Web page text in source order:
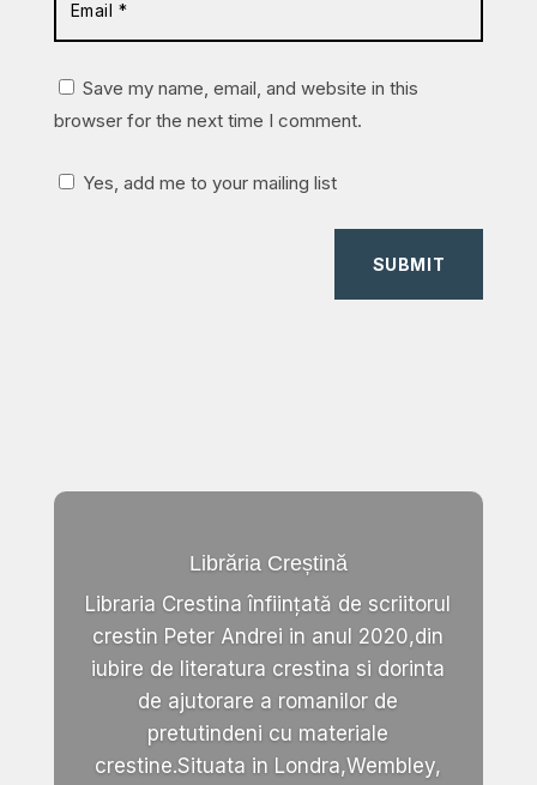
Save my name, email, and website in this
browser for the next time I comment.
Yes, add me to your mailing list
SUBMIT
Librăria Creștină
Libraria Crestina înființată de scriitorul
crestin Peter Andrei in anul 2020,din
iubire de literatura crestina si dorinta
de ajutorare a romanilor de
pretutindeni cu materiale
crestine.Situata in Londra,Wembley,